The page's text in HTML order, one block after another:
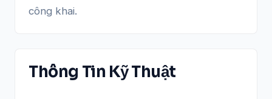
công khai.
Thông Tin Kỹ Thuật